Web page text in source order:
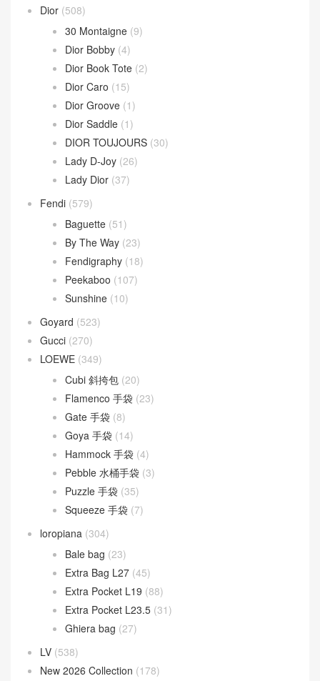
Dior (508)
30 Montaigne (9)
Dior Bobby (4)
Dior Book Tote (2)
Dior Caro (15)
Dior Groove (1)
Dior Saddle (1)
DIOR TOUJOURS (30)
Lady D-Joy (26)
Lady Dior (37)
Fendi (579)
Baguette (51)
By The Way (23)
Fendigraphy (18)
Peekaboo (107)
Sunshine (10)
Goyard (523)
Gucci (270)
LOEWE (349)
Cubi 斜挎包 (20)
Flamenco 手袋 (23)
Gate 手袋 (8)
Goya 手袋 (14)
Hammock 手袋 (4)
Pebble 水桶手袋 (3)
Puzzle 手袋 (35)
Squeeze 手袋 (7)
loropiana (304)
Bale bag (23)
Extra Bag L27 (45)
Extra Pocket L19 (88)
Extra Pocket L23.5 (31)
Ghiera bag (27)
LV (538)
New 2026 Collection (178)